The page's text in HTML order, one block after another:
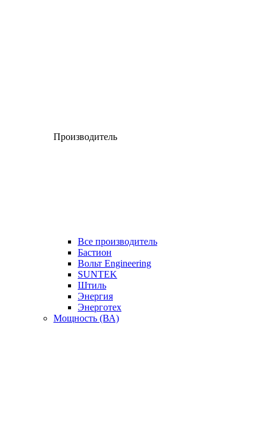
Производитель
Все производитель
Бастион
Вольт Engineering
SUNTEK
Штиль
Энергия
Энерготех
Мощность (ВА)